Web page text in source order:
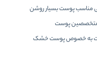
متخصصین پوست
به خصوص پوست خشک